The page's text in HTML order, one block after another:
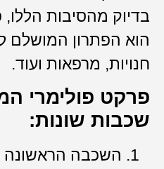
בדיוק מהסיבות
הוא הפתרון המושלם
חנויות, מרפאות ועוד.
שכבות שונות:
השכבה הראשונה